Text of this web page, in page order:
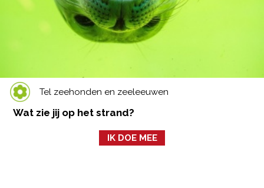
Tel zeehonden en zeeleeuwen
Wat zie jij op het strand?
IK DOE MEE